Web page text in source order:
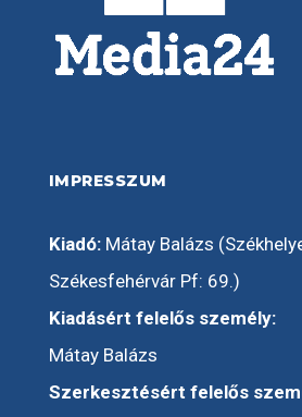
IMPRESSZUM
Kiadó:Mátay Balázs
Székesfehérvár Pf: 69.)
Kiadásért felelős személy:
Mátay Balázs
Szerkesztésért felelős